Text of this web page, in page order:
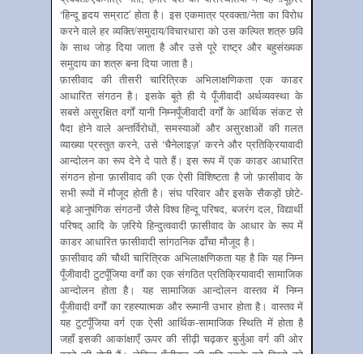
‘हिन्दू हृदय सम्राट’ होता है। इस एकमात्र प्रवक्ता/नेता का विरोध
करने वाले हर व्यक्ति/समुदाय/विचारधारा को उस कल्पित शत्रु छवि
के साथ जोड़ दिया जाता है और उसे पूरे राष्ट्र और बहुसंख्यक
समुदाय का शत्रु बना दिया जाता है।
फ़ासीवाद की तीसरी चारित्रिक अभिलाक्षणिकता एक काडर
आधारित संगठन है। इसके बूते ही ये पूँजीवादी अर्थव्यवस्था के
सबसे असुरक्षित वर्गों यानी निम्नपूँजीवादी वर्गों के आर्थिक संकट से
पैदा होने वाले अन्तर्विरोधों, समस्याओं और असुरक्षाओं की ग़लत
व्याख्या प्रस्तुत करने, उसे ‘चैनेलाइज़’ करने और प्रतिक्रियावादी
आन्दोलन का रूप देने दे पाते हैं। इस रूप में एक काडर आधारित
संगठन होना फ़ासीवाद की एक ऐसी विशिष्टता है जो फ़ासीवाद के
सभी रूपों में मौजूद होती है। संघ परिवार और इसके सैकड़ों छोटे-
बड़े आनुषंगिक संगठनों जैसे विश्व हिन्दू परिषद, बजरंग दल, विद्यार्थी
परिषद् आदि के ज़रिये हिन्दुत्ववादी फ़ासीवाद के आधार के रूप में
काडर आधारित फ़ासीवादी सांगठनिक ढाँचा मौजूद है।
फ़ासीवाद की चौथी चारित्रिक अभिलाक्षणिकता यह है कि यह निम्न
पूँजीवादी टुटपूँजिया वर्गों का एक संगठित प्रतिक्रियावादी सामाजिक
आन्दोलन होता है। यह सामाजिक आन्दोलन वास्तव में निम्न
पूँजीवादी वर्गों का रहस्यात्मक और रूमानी उभार होता है। वास्तव में
यह टुटपूँजिया वर्ग एक ऐसी आर्थिक-सामाजिक स्थिति में होता है
जहाँ इसकी आकांक्षाएँ ऊपर की सीढ़ी चढ़कर बुर्जुआ वर्ग की ओर